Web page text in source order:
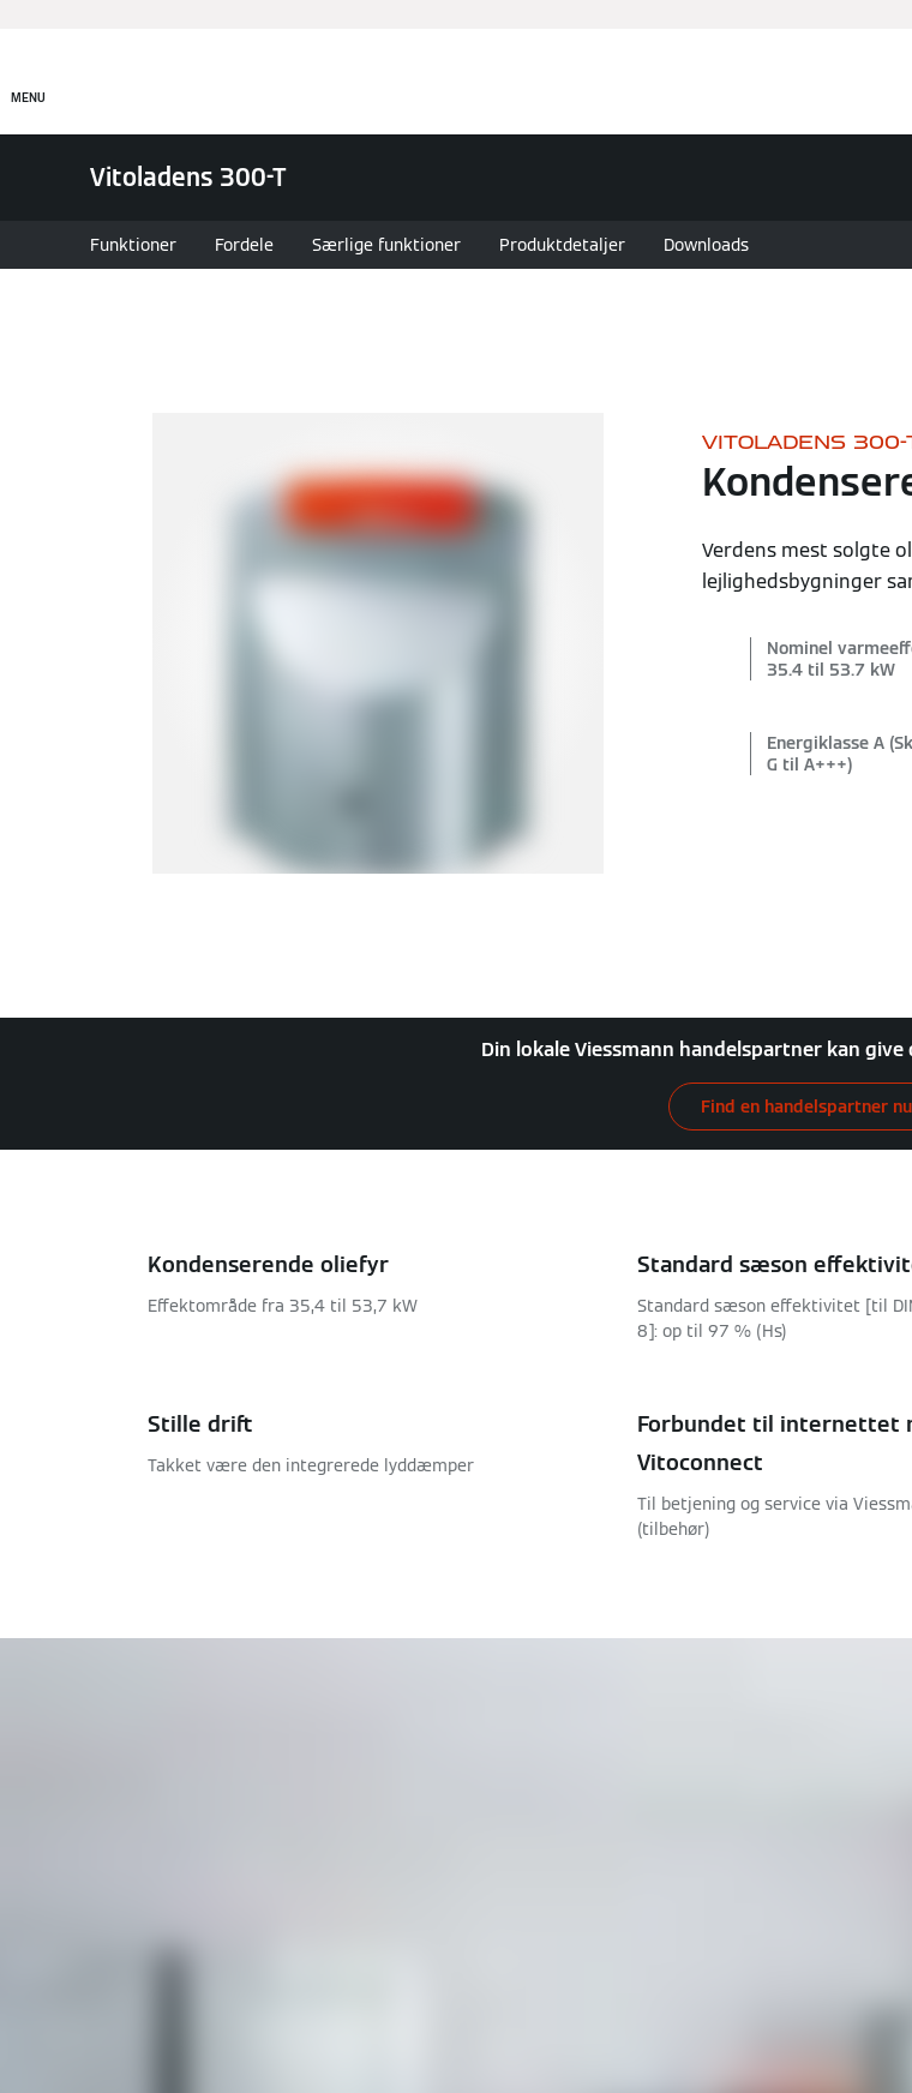
MENU
Vitoladens 300-T
Funktioner Fordele Særlige funktioner Produktdetaljer Downloads
VITOLADENS 300-
Verdens mest solgte
lejlighedsbygninger
Nominel
35.4 til 53.7 kW
Energiklasse A
G til A+++)
Din lokale Viessmann handelspartner kan
Find en handelspartner nu
Kondenserende oliefyr
Effektområde fra 35,4 til 53,7 kW
Standard sæson
Standard sæson effektivitet [til
8]: op til 97 % (Hs)
Stille drift
Takket være den integrerede lyddæmper
Forbundet til internettet
Vitoconnect
Til betjening og service via
(tilbehør)